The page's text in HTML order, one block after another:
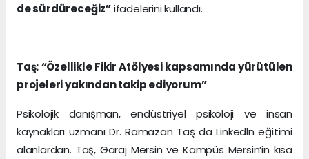
de sürdüreceğiz”ifadelerini kullandı.
Taş: “Özellikle Fikir Atölyesi kapsamında yürütülen
projeleri yakından takip ediyorum”
Psikolojik danışman, endüstriyel psikoloji ve insan
kaynakları uzmanı Dr. Ramazan Taş da Linkedln eğitimi
alanlardan. Taş, Garaj Mersin ve Kampüs Mersin’in kısa